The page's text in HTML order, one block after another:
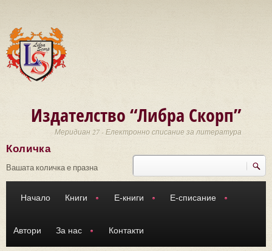
Издателство “Либра Скорп”
Меридиан 27 - Електронно списание за литература
Търси
Количка
Вашата количка е празна
Начало Книги Е-книги Е-списание
Автори За нас Контакти